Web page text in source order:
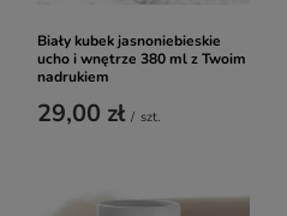
Biały kubek jasnoniebieskie
ucho i wnętrze 380 ml z Twoim
nadrukiem
29,00 zł / szt.